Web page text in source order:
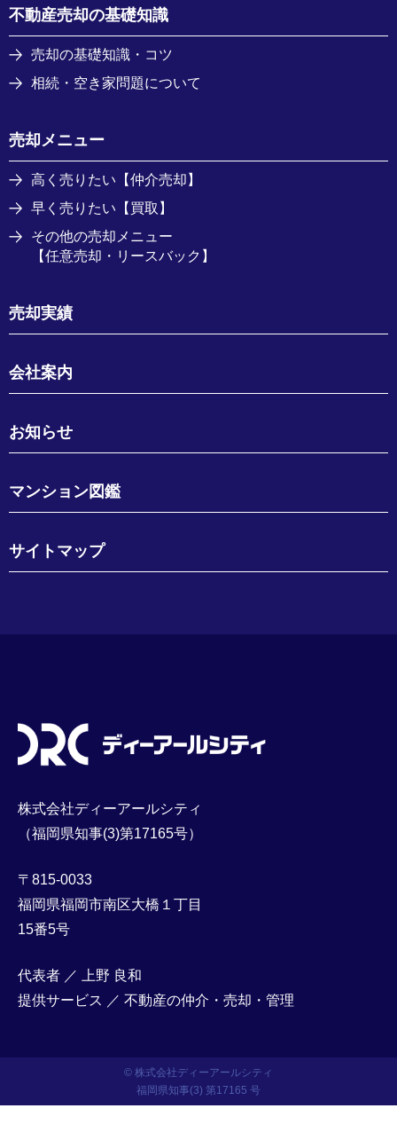
株式会社ディーアールシティ
（福岡県知事(3)第17165号）
〒815-0033
福岡県福岡市南区大橋１丁目
15番5号
代表者 ／ 上野 良和
提供サービス ／ 不動産の仲介・売却・管理
不動産売却の基礎知識
売却の基礎知識・コツ
相続・空き家問題について
売却メニュー
高く売りたい【仲介売却】
早く売りたい【買取】
その他の売却メニュー
【任意売却・リースバック】
売却実績
会社案内
お知らせ
マンション図鑑
サイトマップ
© 株式会社ディーアールシティ
福岡県知事(3) 第17165 号